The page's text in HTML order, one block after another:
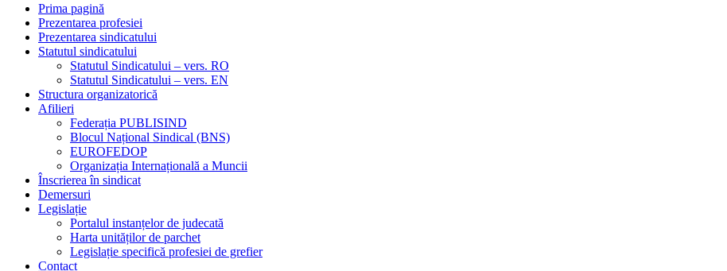
Prima pagină
Prezentarea profesiei
Prezentarea sindicatului
Statutul sindicatului
Statutul Sindicatului – vers. RO
Statutul Sindicatului – vers. EN
Structura organizatorică
Afilieri
Federația PUBLISIND
Blocul Național Sindical (BNS)
EUROFEDOP
Organizația Internațională a Muncii
Înscrierea în sindicat
Demersuri
Legislație
Portalul instanțelor de judecată
Harta unităților de parchet
Legislație specifică profesiei de grefier
Contact